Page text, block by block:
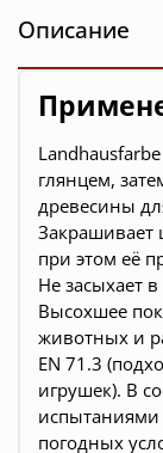
Описание
глянцем,
древесины
Закрашивает
при этом её
Не засыхает
Высохшее
животных и
EN 71.3
игрушек). В
испытаниями
погодных